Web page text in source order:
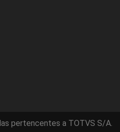
pertencentes a TOTVS S/A.